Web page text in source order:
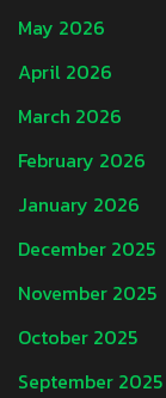
May 2026
April 2026
March 2026
February 2026
January 2026
December 2025
November 2025
October 2025
September 2025